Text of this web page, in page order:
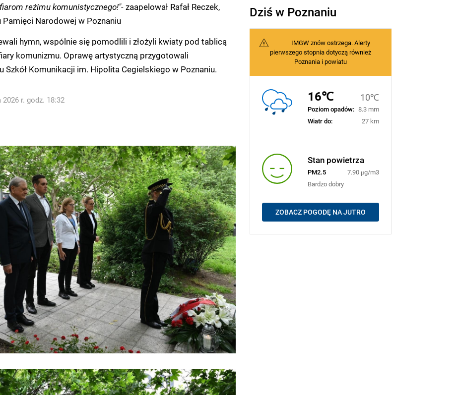
reżimu komunistycznego!"-zaapelował Rafał Reczek,
Narodowej w Poznaniu
hymn, wspólnie się pomodlili i złożyli kwiaty pod tablicą
komunizmu. Oprawę artystyczną przygotowali
Szkół Komunikacji im. Hipolita Cegielskiego w Poznaniu.
r. godz. 18:32
Dziś w Poznaniu
IMGW znów ostrzega. Alerty
pierwszego stopnia dotyczą również
Poznania i powiatu
16℃ 10℃
Poziom opadów: 8.3 mm
Wiatr do:
27 km
Stan powietrza
PM2.5
7.90 μg/m3
Bardzo dobry
ZOBACZ POGODĘ NA JUTRO